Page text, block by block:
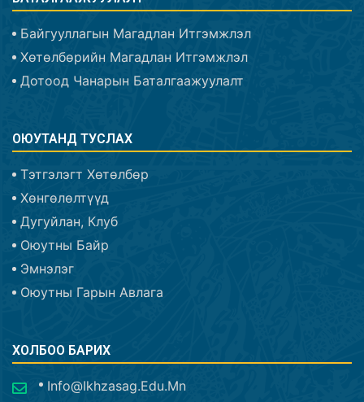
Байгууллагын Магадлан Итгэмжлэл
Хөтөлбөрийн Магадлан Итгэмжлэл
Дотоод Чанарын Баталгаажуулалт
ОЮУТАНД ТУСЛАХ
Тэтгэлэгт Хөтөлбөр
Хөнгөлөлтүүд
Дугуйлан, Клуб
Оюутны Байр
Эмнэлэг
Оюутны Гарын Авлага
ХОЛБОО БАРИХ
Info@ikhzasag.edu.mn